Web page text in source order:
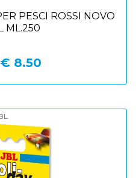
PESCI ROSSI NOVO
ML.250
€ 8.50